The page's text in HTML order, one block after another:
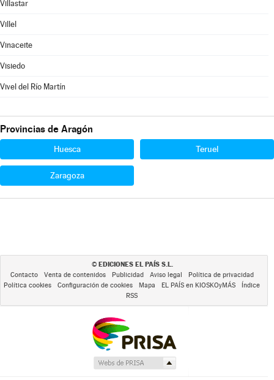
Villastar
Villel
Vinaceite
Visiedo
Vivel del Río Martín
Provincias de Aragón
Huesca Teruel
Zaragoza
© EDICIONES EL PAÍS S.L.
Contacto Venta de contenidos Publicidad Aviso legal
Política de privacidad
Política cookies
Configuración de cookies Mapa EL PAÍS en KIOSKOyMÁS
Índice
RSS